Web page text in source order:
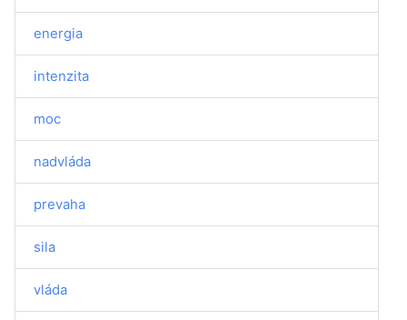
energia
intenzita
moc
nadvláda
prevaha
sila
vláda